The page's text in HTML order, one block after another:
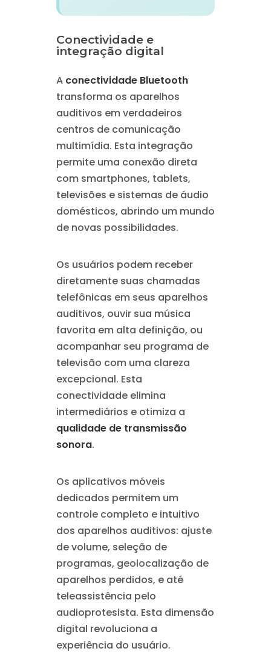
Conectividade e
integração digital
A conectividade Bluetooth
transforma os aparelhos
auditivos em verdadeiros
centros de comunicação
multimídia. Esta integração
permite uma conexão direta
com smartphones, tablets,
televisões e sistemas de áudio
domésticos, abrindo um mundo
de novas possibilidades.
Os usuários podem receber
diretamente suas chamadas
telefônicas em seus aparelhos
auditivos, ouvir sua música
favorita em alta definição, ou
acompanhar seu programa de
televisão com uma clareza
excepcional. Esta
conectividade elimina
intermediários e otimiza a
qualidade de transmissão
sonora.
Os aplicativos móveis
dedicados permitem um
controle completo e intuitivo
dos aparelhos auditivos: ajuste
de volume, seleção de
programas, geolocalização de
aparelhos perdidos, e até
teleassistência pelo
audioprotesista. Esta dimensão
digital revoluciona a
experiência do usuário.